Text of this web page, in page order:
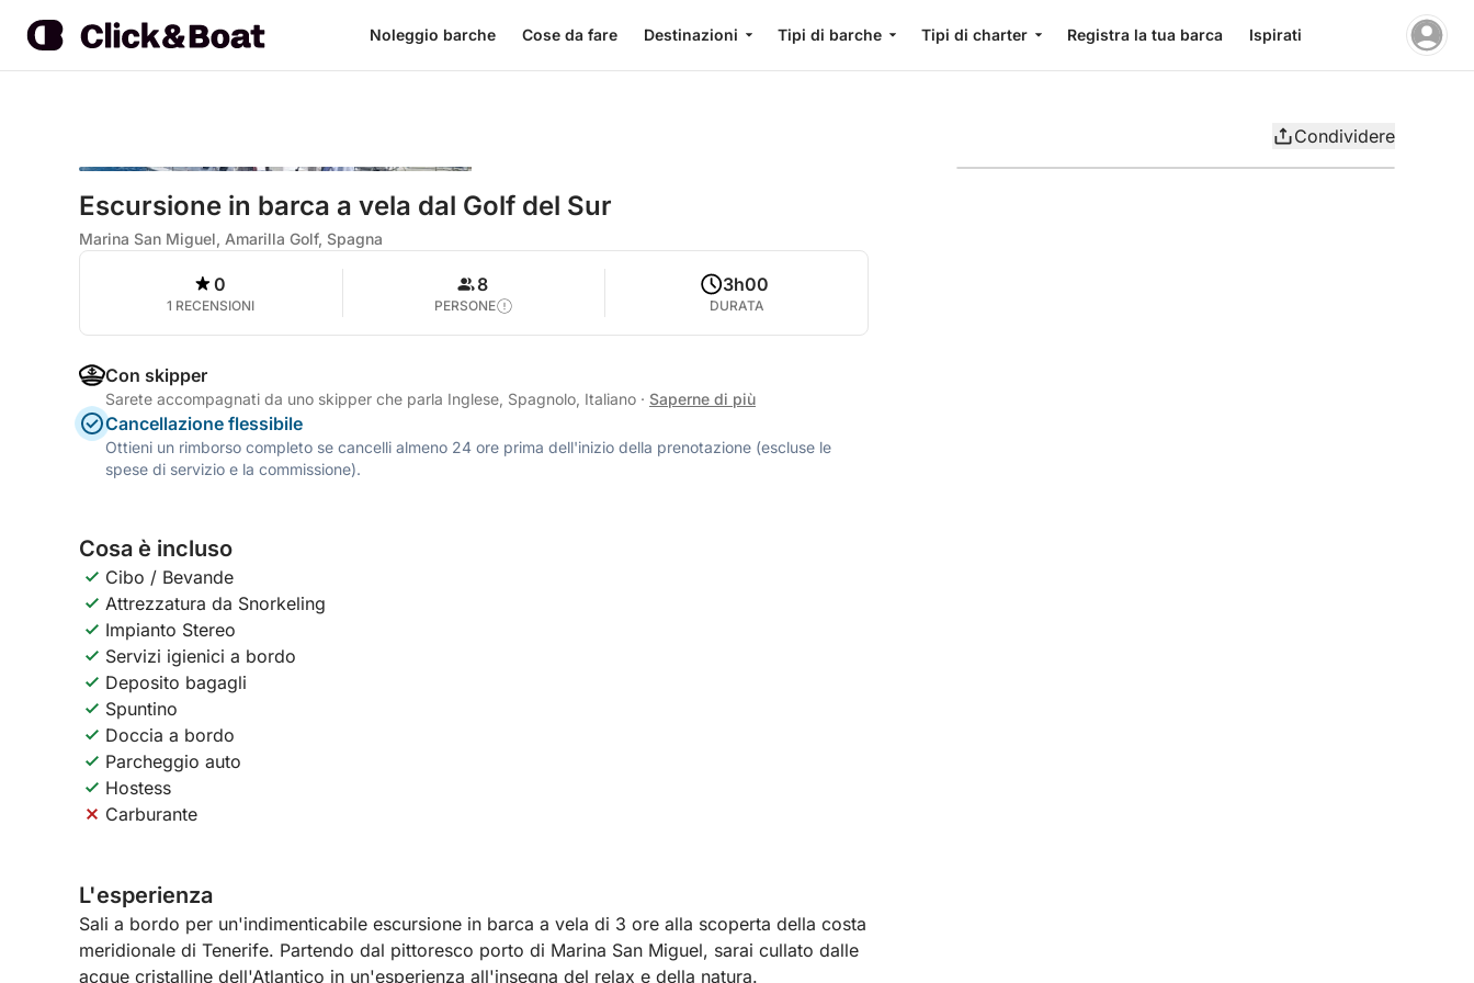
Noleggio barche Cose da fare Destinazioni Tipi di barche Tipi di charter Registra la tua barca Ispirati
Condividere
Escursione in barca a vela dal Golf del Sur
Marina San Miguel, Amarilla Golf, Spagna
0
1 RECENSIONI
8
PERSONE
3h00
DURATA
Con skipper
Sarete accompagnati da uno skipper che parla Inglese, Spagnolo, Italiano · Saperne di più
Cancellazione flessibile
Ottieni un rimborso completo se cancelli almeno 24 ore prima dell'inizio della prenotazione (escluse le
spese di servizio e la commissione).
Cosa è incluso
Cibo / Bevande
Attrezzatura da Snorkeling
Impianto Stereo
Servizi igienici a bordo
Deposito bagagli
Spuntino
Doccia a bordo
Parcheggio auto
Hostess
Carburante
L'esperienza
Sali a bordo per un'indimenticabile escursione in barca a vela di 3 ore alla scoperta della costa
meridionale di Tenerife. Partendo dal pittoresco porto di Marina San Miguel, sarai cullato dalle
acque cristalline dell'Atlantico in un'esperienza all'insegna del relax e della natura.